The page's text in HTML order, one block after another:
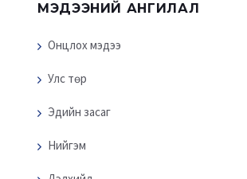
МЭДЭЭНИЙ АНГИЛАЛ
Онцлох мэдээ
Улс төр
Эдийн засаг
Нийгэм